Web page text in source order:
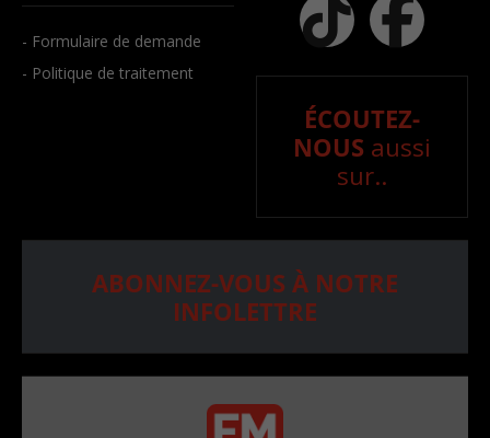
- Formulaire de demande
- Politique de traitement
ÉCOUTEZ-
NOUS aussi
sur..
ABONNEZ-VOUS À NOTRE
INFOLETTRE